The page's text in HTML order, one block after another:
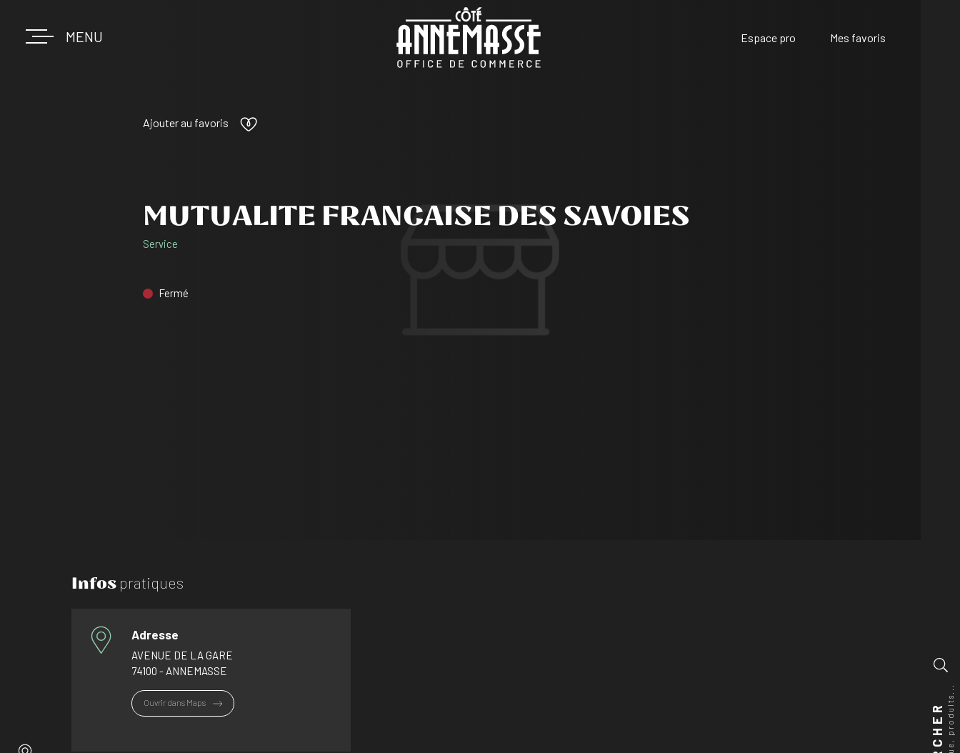
MENU Espace pro Mes favoris
Ajouter au favoris
MUTUALITE FRANCAISE DES SAVOIES
Service
Fermé
Infos pratiques
Adresse
AVENUE DE LA GARE
74100 - ANNEMASSE
Ouvrir dans Maps